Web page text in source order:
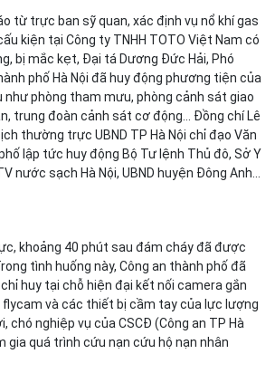
từ trực ban sỹ quan, xác định vụ nổ khí gas
kiện tại Công ty TNHH TOTO Việt Nam có
bị mắc kẹt, Đại tá Dương Đức Hải, Phó
phố Hà Nội đã huy động phương tiện của
như phòng tham mưu, phòng cảnh sát giao
trung đoàn cảnh sát cơ động... Đồng chí Lê
thường trực UBND TP Hà Nội chỉ đạo Văn
lập tức huy động Bộ Tư lệnh Thủ đô, Sở Y
nước sạch Hà Nội, UBND huyện Đông Anh...
khoảng 40 phút sau đám cháy đã được
tình huống này, Công an thành phố đã
huy tại chỗ hiện đại kết nối camera gắn
và các thiết bị cầm tay của lực lượng
chó nghiệp vụ của CSCĐ (Công an TP Hà
gia quá trình cứu nạn cứu hộ nạn nhân